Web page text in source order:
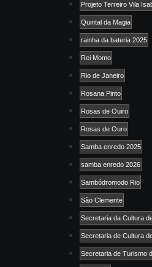
Projeto Terreiro Vila
Quintal da Magia
rainha da bateria 2025
Rei Momo
Rio de Janeiro
Rosana Pinto
Rosas de Ouiro
Rosas de Ouro
Samba enredo 2025
samba enredo 2026
Sambódromodo Rio
São Clemente
Secretaria da Cultura
Secretaria de Cultura
Secretaria de Turismo